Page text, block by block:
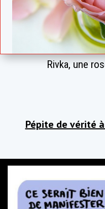
Rivka, une
Pépite de vérité